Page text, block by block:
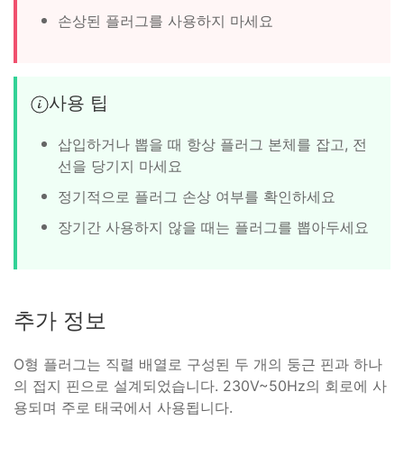
손상된 플러그를 사용하지 마세요
사용 팁
삽입하거나 뽑을 때 항상 플러그 본체를 잡고, 전
선을 당기지 마세요
정기적으로 플러그 손상 여부를 확인하세요
장기간 사용하지 않을 때는 플러그를 뽑아두세요
추가 정보
O형 플러그는 직렬 배열로 구성된 두 개의 둥근 핀과 하나
의 접지 핀으로 설계되었습니다. 230V~50Hz의 회로에 사
용되며 주로 태국에서 사용됩니다.